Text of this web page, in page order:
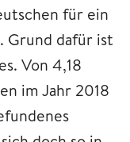
für ein
Grund dafür ist
Von 4,18
im Jahr 2018